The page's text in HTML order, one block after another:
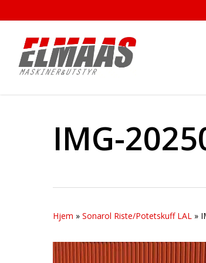
to
content
IMG-
Hjem » Sonarol Riste/Potetskuff LAL »